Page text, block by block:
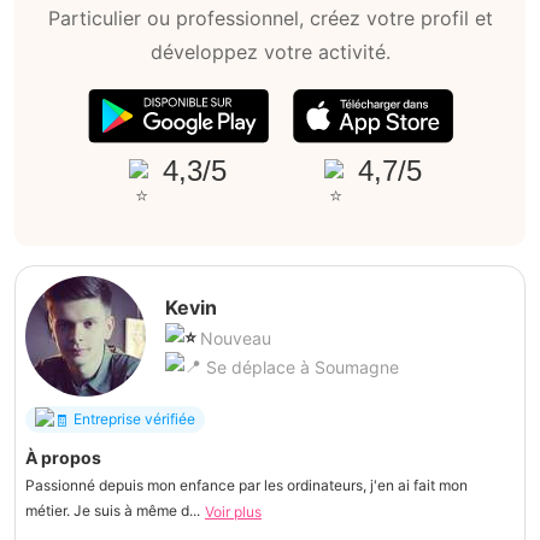
Particulier ou professionnel, créez votre profil et
développez votre activité.
4,3/5 4,7/5
Kevin
Nouveau
Se déplace à Soumagne
Entreprise vérifiée
À propos
Passionné depuis mon enfance par les ordinateurs, j'en ai fait mon
métier. Je suis à même d... Voir plus